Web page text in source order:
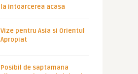
la intoarcerea acasa
Vize pentru Asia si Orientul
Apropiat
Posibil de saptamana